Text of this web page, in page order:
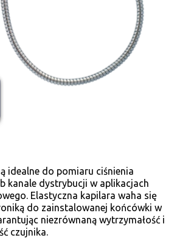
idealne do pomiaru ciśnienia
kanale dystrybucji w aplikacjach
Elastyczna kapilara waha się
do zainstalowanej końcówki w
niezrównaną wytrzymałość i
czujnika.